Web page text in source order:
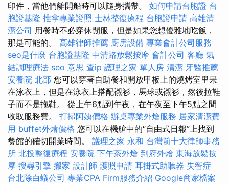
印件，當他們離開船時可以隨身攜帶。 如何申請台胞證 台
胞證基隆 推拿專業證照 士林整復療程 台胞證申請 高雄清
潔公司 用餐時不必穿休閒服，但是如果您想優雅地吃飯，
那是可能的。 高雄律師推薦 廚房設備 專業會計公司服務
seo是什麼 台胞證基隆 中清路放鬆按摩 會計公司 客廳 氣
結調理療法 seo 意思 查ip 護理之家 單人房 清潔 牙醫推薦
安養院 北部 您可以穿著自助餐和開放甲板上的燒烤室里呆
在泳衣上，但是在泳衣上搭配襯衫，馬球或襯衫，然後拉鞋
子而不是拖鞋。 從上午6點到午夜，在午夜至下午5點之間
收取服務費。 打掃阿姨價格 辦桌專業外燴服務 居家清潔費
用 buffet外燴價格 您可以在機艙中的“自由式日報”上找到
餐館的確切開業時間。 護理之家 永和 台灣前十大律師事務
所 北投整復療程 安養院 下午茶外燴 到府外燴 東海放鬆按
摩 搜尋引擎 搬家 設計師 護照申請 耳掛式助聽器 失智症
台北除白蟻公司 專業CPA Firm服務介紹 Google商家檔案